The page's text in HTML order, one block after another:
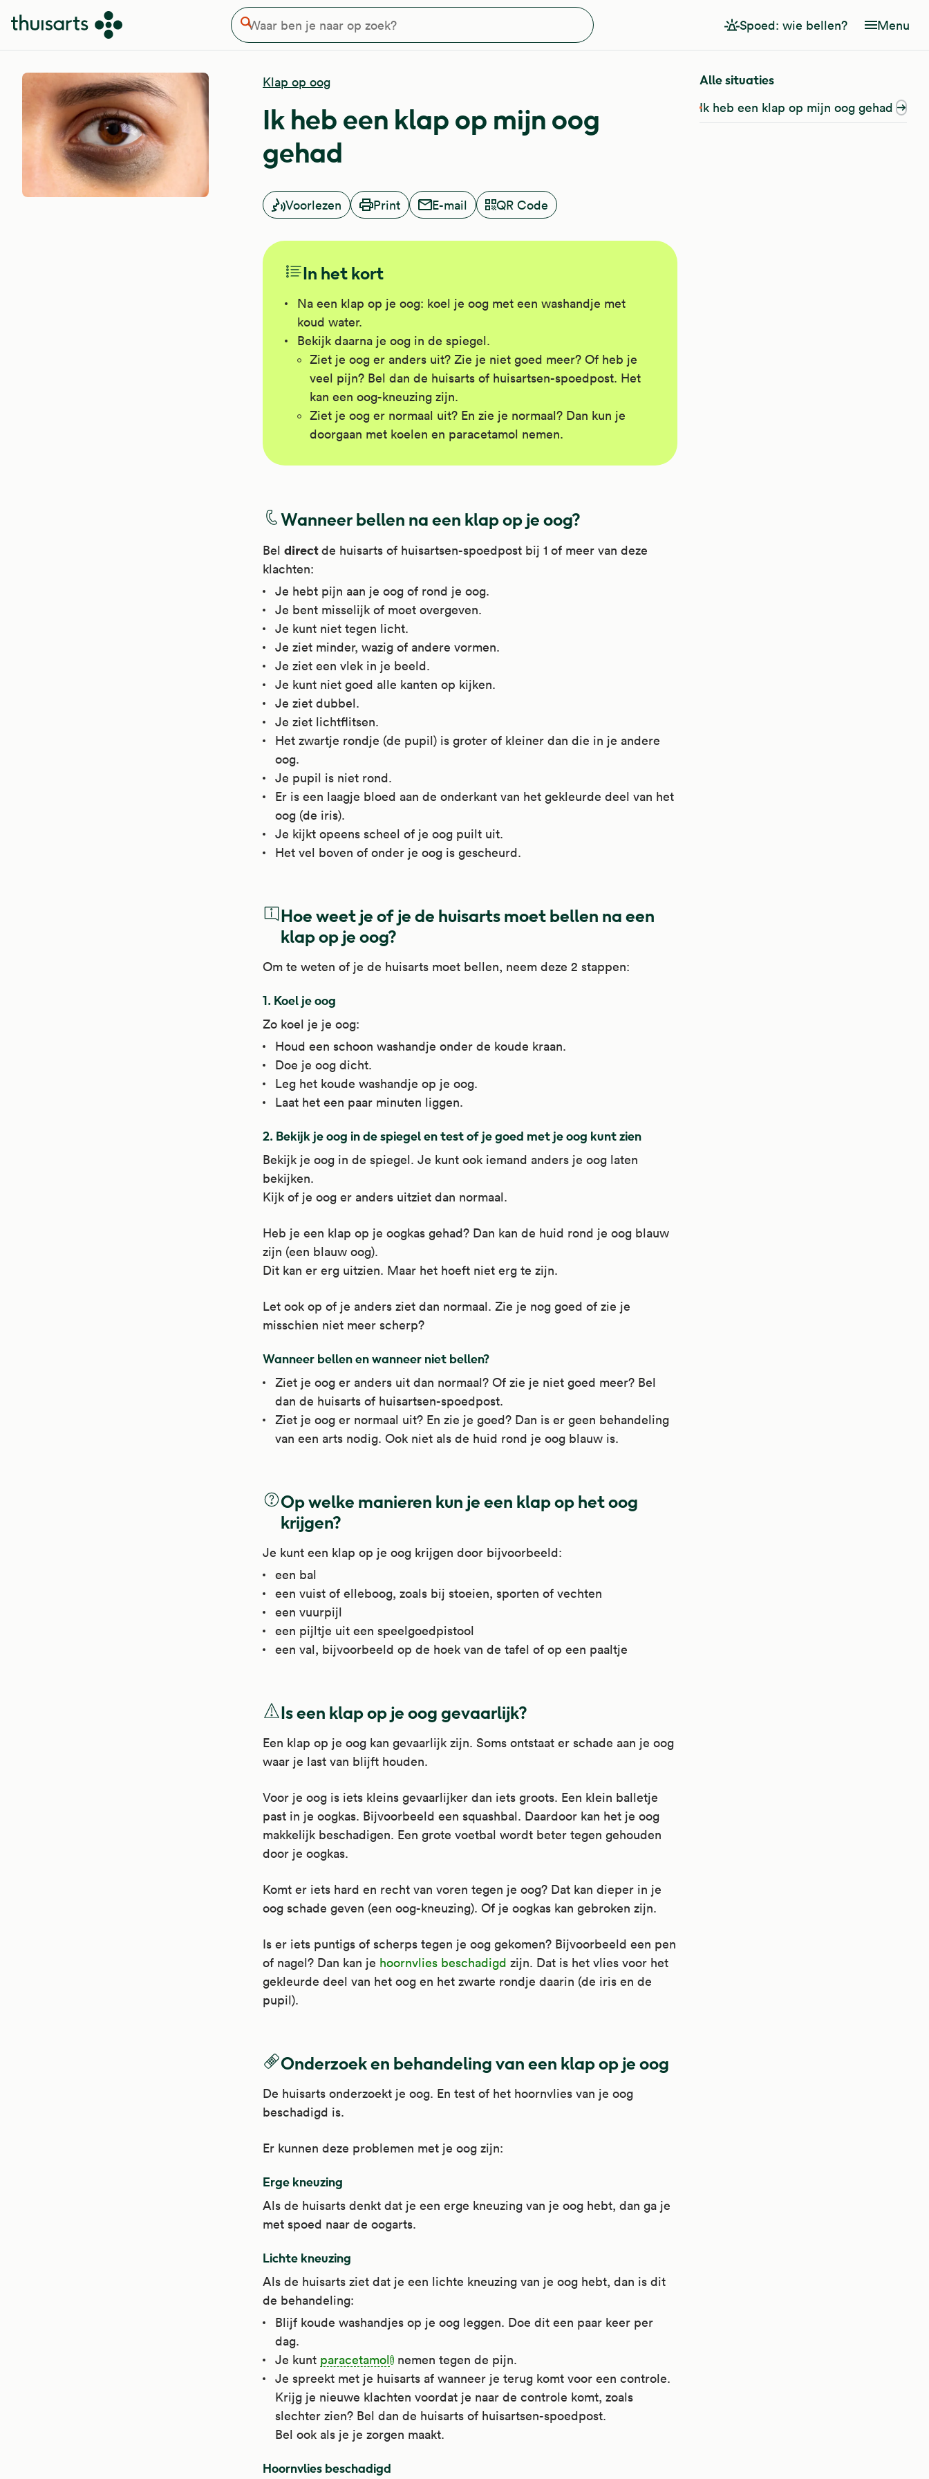
Overslaan en naar de inhoud gaan Waar ben je naar op zoek?
Zoeken Spoed: wie bellen? Menu
Klap op oog
Ik heb een klap op mijn oog
gehad
Voorlezen Print E-mail QR Code
In het kort
Na een klap op je oog: koel je oog met een washandje met
koud water.
Bekijk daarna je oog in de spiegel.
Ziet je oog er anders uit? Zie je niet goed meer? Of heb je
veel pijn? Bel dan de huisarts of huisartsen-spoedpost. Het
kan een oog-kneuzing zijn.
Ziet je oog er normaal uit? En zie je normaal? Dan kun je
doorgaan met koelen en paracetamol nemen.
Wanneer bellen na een klap op je oog?
Bel directde huisarts of huisartsen-spoedpost bij 1 of meer van deze
klachten:
Je hebt pijn aan je oog of rond je oog.
Je bent misselijk of moet overgeven.
Je kunt niet tegen licht.
Je ziet minder, wazig of andere vormen.
Je ziet een vlek in je beeld.
Je kunt niet goed alle kanten op kijken.
Je ziet dubbel.
Je ziet lichtflitsen.
Het zwartje rondje (de pupil) is groter of kleiner dan die in je andere
oog.
Je pupil is niet rond.
Er is een laagje bloed aan de onderkant van het gekleurde deel van het
oog (de iris).
Je kijkt opeens scheel of je oog puilt uit.
Het vel boven of onder je oog is gescheurd.
Hoe weet je of je de huisarts moet bellen na een
klap op je oog?
Om te weten of je de huisarts moet bellen, neem deze 2 stappen:
1. Koel je oog
Zo koel je je oog:
Houd een schoon washandje onder de koude kraan.
Doe je oog dicht.
Leg het koude washandje op je oog.
Laat het een paar minuten liggen.
2. Bekijk je oog in de spiegel en test of je goed met je oog kunt zien
Bekijk je oog in de spiegel. Je kunt ook iemand anders je oog laten
bekijken.
Kijk of je oog er anders uitziet dan normaal.
Heb je een klap op je oogkas gehad? Dan kan de huid rond je oog blauw
zijn (een blauw oog).
Dit kan er erg uitzien. Maar het hoeft niet erg te zijn.
Let ook op of je anders ziet dan normaal. Zie je nog goed of zie je
misschien niet meer scherp?
Wanneer bellen en wanneer niet bellen?
Ziet je oog er anders uit dan normaal? Of zie je niet goed meer? Bel
dan de huisarts of huisartsen-spoedpost.
Ziet je oog er normaal uit? En zie je goed? Dan is er geen behandeling
van een arts nodig. Ook niet als de huid rond je oog blauw is.
Op welke manieren kun je een klap op het oog
krijgen?
Je kunt een klap op je oog krijgen door bijvoorbeeld:
een bal
een vuist of elleboog, zoals bij stoeien, sporten of vechten
een vuurpijl
een pijltje uit een speelgoedpistool
een val, bijvoorbeeld op de hoek van de tafel of op een paaltje
Is een klap op je oog gevaarlijk?
Een klap op je oog kan gevaarlijk zijn. Soms ontstaat er schade aan je oog
waar je last van blijft houden.
Voor je oog is iets kleins gevaarlijker dan iets groots. Een klein balletje
past in je oogkas. Bijvoorbeeld een squashbal. Daardoor kan het je oog
makkelijk beschadigen. Een grote voetbal wordt beter tegen gehouden
door je oogkas.
Komt er iets hard en recht van voren tegen je oog? Dat kan dieper in je
oog schade geven (een oog-kneuzing). Of je oogkas kan gebroken zijn.
Is er iets puntigs of scherps tegen je oog gekomen? Bijvoorbeeld een pen
of nagel? Dan kan je hoornvlies beschadigd zijn. Dat is het vlies voor het
gekleurde deel van het oog en het zwarte rondje daarin (de iris en de
pupil).
Onderzoek en behandeling van een klap op je oog
De huisarts onderzoekt je oog. En test of het hoornvlies van je oog
beschadigd is.
Er kunnen deze problemen met je oog zijn:
Erge kneuzing
Als de huisarts denkt dat je een erge kneuzing van je oog hebt, dan ga je
met spoed naar de oogarts.
Lichte kneuzing
Als de huisarts ziet dat je een lichte kneuzing van je oog hebt, dan is dit
de behandeling:
Blijf koude washandjes op je oog leggen. Doe dit een paar keer per
dag.
Je kunt paracetamol nemen tegen de pijn.
Je spreekt met je huisarts af wanneer je terug komt voor een controle.
Krijg je nieuwe klachten voordat je naar de controle komt, zoals
slechter zien? Bel dan de huisarts of huisartsen-spoedpost.
Bel ook als je je zorgen maakt.
Hoornvlies beschadigd
Alle situaties
Ik heb een klap op mijn oog gehad